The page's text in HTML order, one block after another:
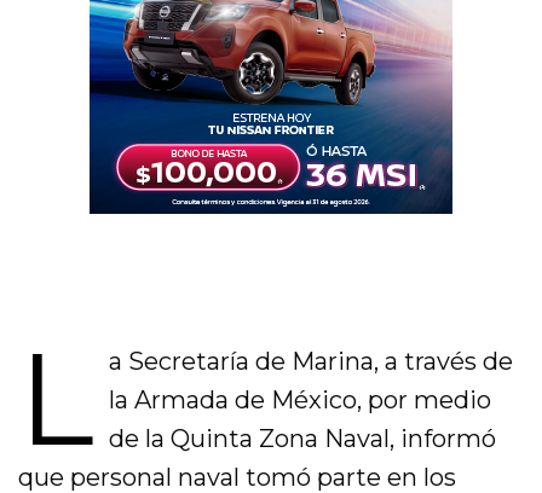
L a Secretaría de Marina, a través de
la Armada de México, por medio
de la Quinta Zona Naval, informó
que personal naval tomó parte en los